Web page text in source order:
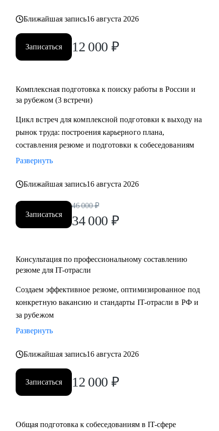
• помогаю всем со входом в IT и геймдев по РФ и
Ближайшая запись16 августа 2026
Записаться 12 000 ₽
Комплексная подготовка к поиску работы в России и
за рубежом (3 встречи)
Цикл встреч для комплексной подготовки к выходу на
рынок труда: построения карьерного плана,
составления резюме и подготовки к собеседованиям
Развернуть
Ближайшая запись16 августа 2026
Записаться
46 000 ₽
34 000 ₽
Консультация по профессиональному составлению
резюме для IT-отрасли
Создаем эффективное резюме, оптимизированное под
конкретную вакансию и стандарты IT-отрасли в РФ и
за рубежом
Развернуть
Ближайшая запись16 августа 2026
Записаться 12 000 ₽
Общая подготовка к собеседованиям в IT-сфере